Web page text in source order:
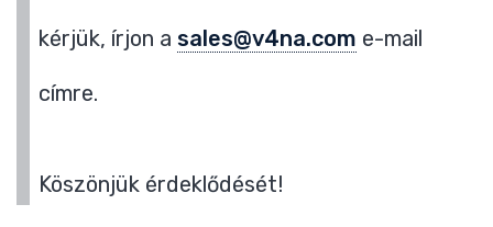
kérjük, írjon a sales@v4na.com e-mail
címre.
Köszönjük érdeklődését!